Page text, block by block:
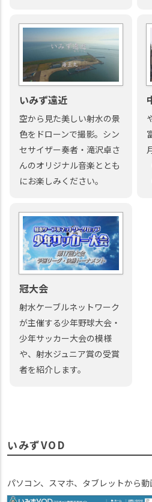
いみず遠近
空から見た美しい射水の景
色をドローンで撮影。シン
セサイザー奏者・滝沢卓さ
んのオリジナル音楽ととも
にお楽しみください。
冠大会
射水ケーブルネットワーク
が主催する少年野球大会・
少年サッカー大会の模様
や、射水ジュニア賞の受賞
者を紹介します。
いみずVOD
パソコン、スマホ、タブレットから動